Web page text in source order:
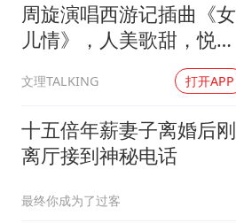
周旋演唱西游记插曲《女
儿情》，人美歌甜，悦耳
文理TALKING 打开APP
十五倍年薪妻子离婚后刚
离厅接到神秘电话
最终你成为了过客